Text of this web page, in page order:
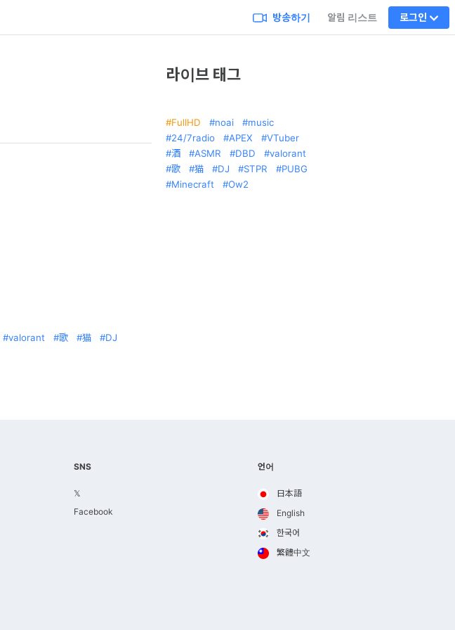
방송하기 알림 리스트 로그인
valorant 歌 猫
DJ
라이브 태그
FullHD noai
music
24/7radio
APEX
VTuber
酒
ASMR DBD
valorant
歌
猫 DJ STPR
PUBG
Minecraft
Ow2
SNS
𝕏
Facebook
언어
日本語
English
한국어
繁體中文